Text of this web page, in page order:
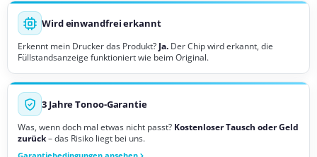
Wird einwandfrei erkannt
Erkennt mein Drucker das Produkt? Ja. Der Chip wird erkannt, die
Füllstandsanzeige funktioniert wie beim Original.
3 Jahre Tonoo-Garantie
Was, wenn doch mal etwas nicht passt? Kostenloser Tausch oder Geld
zurück– das Risiko liegt bei uns.